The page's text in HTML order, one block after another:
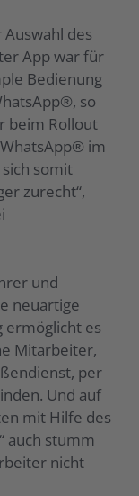
des
App war für
Bedienung
so
beim Rollout
im
somit
zurecht“,
und
neuartige
ermöglicht es
Mitarbeiter,
per
Und auf
mit Hilfe des
auch stumm
nicht